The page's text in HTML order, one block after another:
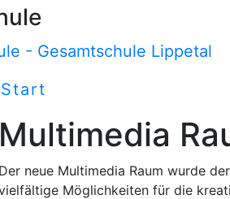
Start
Multimedia
Der neue Multimedia Raum wurde
Möglichkeiten für die